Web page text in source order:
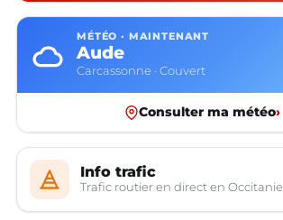
MÉTÉO · MAINTENANT
Aude
Carcassonne · Couvert
Consulter ma météo›
Info trafic
Trafic routier en direct en Occitanie